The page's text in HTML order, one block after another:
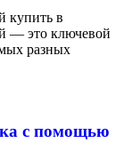
купить в
— это ключевой
разных
с помощью